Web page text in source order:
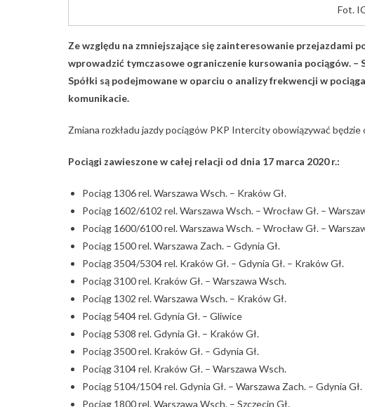
Fot.
Ze względu na zmniejszające się zainteresowanie przejazdami
wprowadzić tymczasowe ograniczenie kursowania pociągów.
Spółki są podejmowane w oparciu o analizy frekwencji w
komunikacie.
Zmiana rozkładu jazdy pociągów PKP Intercity obowiązywać
Pociągi zawieszone w całej relacji od dnia 17 marca 2020 r.:
Pociąg 1306 rel. Warszawa Wsch. – Kraków Gł.
Pociąg 1602/6102 rel. Warszawa Wsch. – Wrocław Gł. –
Pociąg 1600/6100 rel. Warszawa Wsch. – Wrocław Gł. –
Pociąg 1500 rel. Warszawa Zach. – Gdynia Gł.
Pociąg 3504/5304 rel. Kraków Gł. – Gdynia Gł. – Kraków Gł.
Pociąg 3100 rel. Kraków Gł. – Warszawa Wsch.
Pociąg 1302 rel. Warszawa Wsch. – Kraków Gł.
Pociąg 5404 rel. Gdynia Gł. – Gliwice
Pociąg 5308 rel. Gdynia Gł. – Kraków Gł.
Pociąg 3500 rel. Kraków Gł. – Gdynia Gł.
Pociąg 3104 rel. Kraków Gł. – Warszawa Wsch.
Pociąg 5104/1504 rel. Gdynia Gł. – Warszawa Zach. – Gdynia Gł.
Pociąg 1800 rel. Warszawa Wsch. – Szczecin Gł.